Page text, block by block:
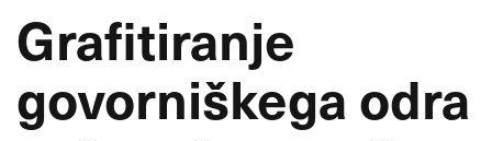
Grafitiranje
govorniškega odra